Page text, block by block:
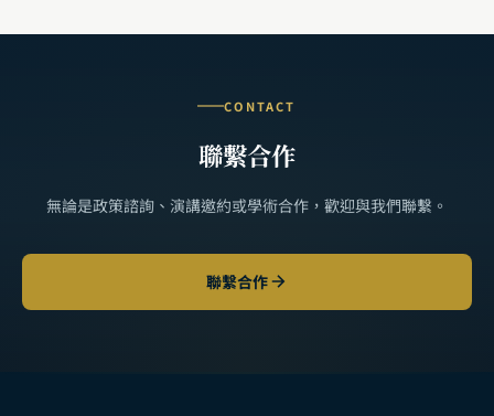
CONTACT
聯繫合作
無論是政策諮詢、演講邀約或學術合作，歡迎與我們聯繫。
聯繫合作